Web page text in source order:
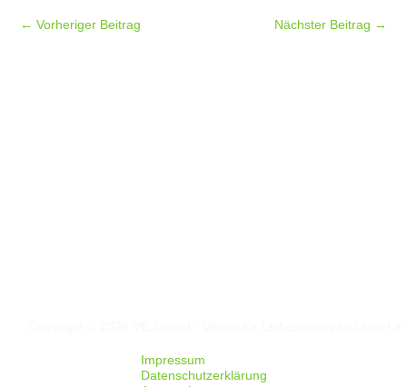
← Vorheriger Beitrag Nächster Beitrag →
Impressum
Datenschutzerklärung